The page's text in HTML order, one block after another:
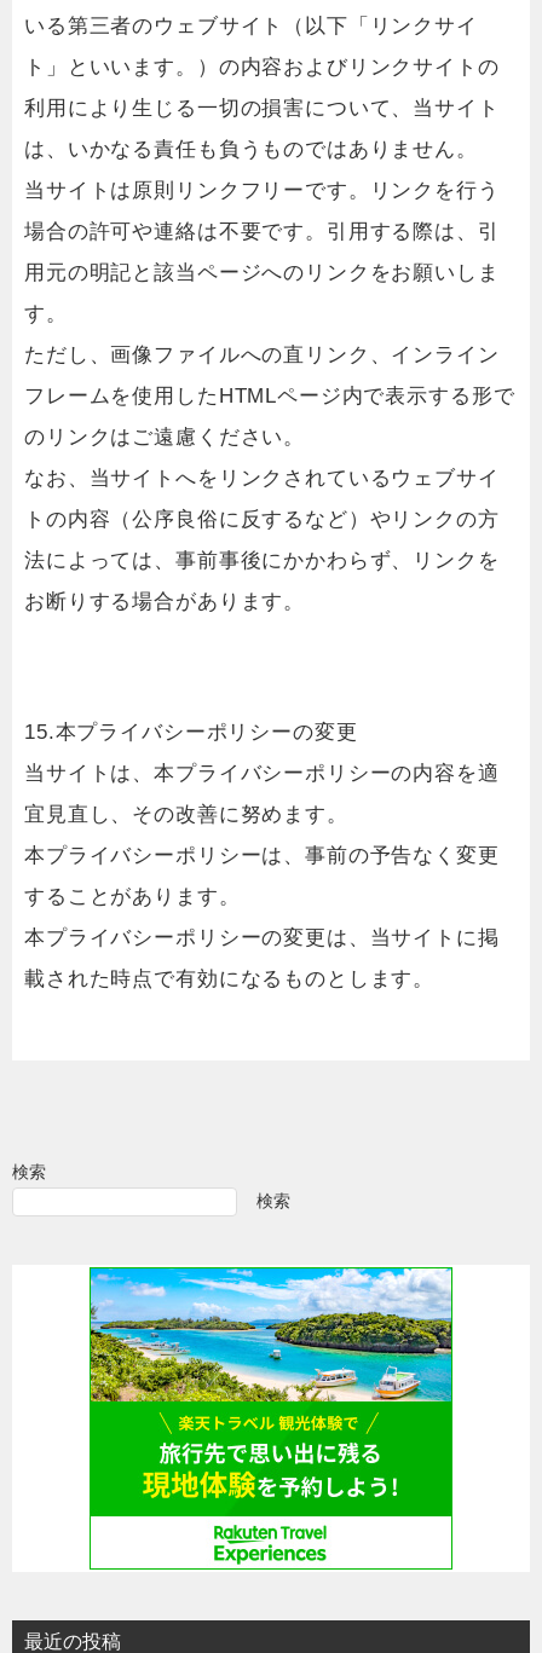
いる第三者のウェブサイト（以下「リンクサイ
ト」といいます。）の内容およびリンクサイトの
利用により生じる一切の損害について、当サイト
は、いかなる責任も負うものではありません。
当サイトは原則リンクフリーです。リンクを行う
場合の許可や連絡は不要です。引用する際は、引
用元の明記と該当ページへのリンクをお願いしま
す。
ただし、画像ファイルへの直リンク、インライン
フレームを使用したHTMLページ内で表示する形で
のリンクはご遠慮ください。
なお、当サイトへをリンクされているウェブサイ
トの内容（公序良俗に反するなど）やリンクの方
法によっては、事前事後にかかわらず、リンクを
お断りする場合があります。
15.本プライバシーポリシーの変更
当サイトは、本プライバシーポリシーの内容を適
宜見直し、その改善に努めます。
本プライバシーポリシーは、事前の予告なく変更
することがあります。
本プライバシーポリシーの変更は、当サイトに掲
載された時点で有効になるものとします。
検索
検索
最近の投稿